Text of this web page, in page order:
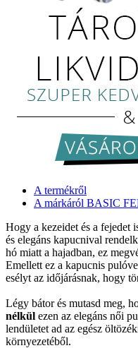
A termékről
A márkáról BASIC
Hogy a kezeidet és a fejedet
és elegáns kapucnival
hó miatt a hajadban, ez
Emellett ez a kapucnis
esélyt az időjárásnak, hogy
Légy bátor és mutasd meg,
nélkül ezen az elegáns női
lendületet ad az egész
környezetéből.